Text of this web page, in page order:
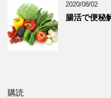
2020/08/02
腸活で便秘
購読